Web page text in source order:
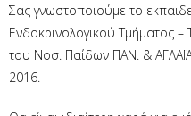
Σας γνωστοποιούμε το
Ενδοκρινολογικού Τμήματος
του Νοσ. Παίδων ΠΑΝ. &
2016.